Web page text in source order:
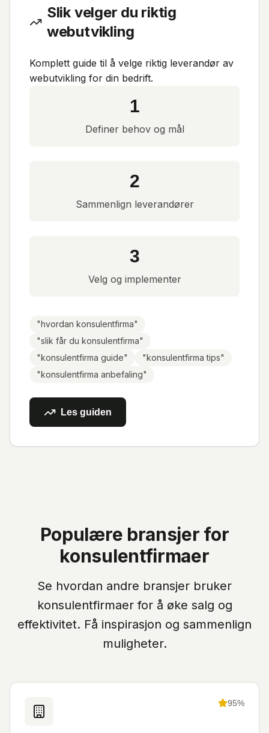
Slik velger du riktig
webutvikling
Komplett guide til å velge riktig leverandør av
webutvikling for din bedrift.
1
Definer behov og mål
2
Sammenlign leverandører
3
Velg og implementer
"hvordan konsulentfirma"
"slik får du konsulentfirma"
"konsulentfirma guide" "konsulentfirma tips"
"konsulentfirma anbefaling"
Les guiden
Populære bransjer for
konsulentfirmaer
Se hvordan andre bransjer bruker
konsulentfirmaerfor å øke salg og
effektivitet. Få inspirasjon og sammenlign
muligheter.
95%